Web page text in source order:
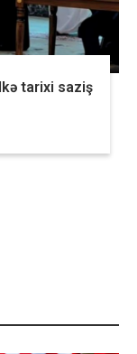
tarixi saziş